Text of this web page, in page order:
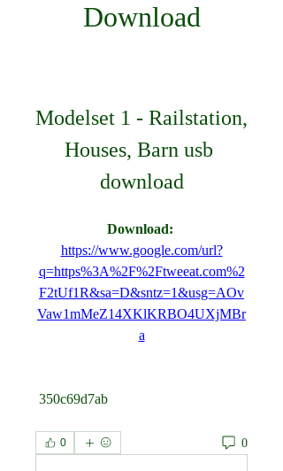
Download
Modelset 1 - Railstation,
Houses, Barn usb
download
https://www.google.com/url?
q=https%3A%2F%2Ftweeat.com%2
F2tUf1R&sa=D&sntz=1&usg=AOv
Vaw1mMeZ14XKlKRBO4UXjMBr
a
350c69d7ab
0 0